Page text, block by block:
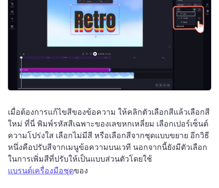
เมื่อต้องการแก้ไขสีของข้อความ ให้คลิกตัวเลือกสีแล้วเลือกสี
ใหม่ ที่นี่ พิมพ์รหัสสีเฉพาะของเลขหกเหลี่ยม เลือกเปอร์เซ็นต์
ความโปร่งใส เลือกไม่มีสี หรือเลือกสีจากชุดแบบขยาย อีกวิธี
หนึ่งคือปรับสีจากเมนูข้อความบนเวที นอกจากนี้ยังมีตัวเลือก
ในการเพิ่มสีที่ปรับให้เป็นแบบส่วนตัวโดยใช้
แบรนด์เครื่องมือชุดของ